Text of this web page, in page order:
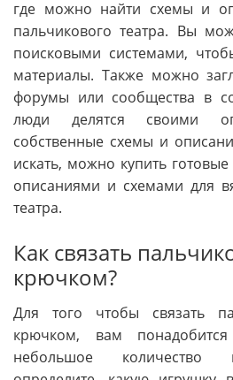
где можно найти схемы и
пальчикового театра. Вы
поисковыми системами,
материалы. Также можно
форумы или сообщества в
люди делятся своими
собственные схемы и
искать, можно купить
описаниями и схемами для
театра.
Как связать
крючком?
Для того чтобы связать
крючком, вам
небольшое количество